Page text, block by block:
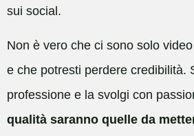
sui social.
Non è vero che ci sono solo
e che potresti perdere credibilità.
professione e la svolgi con
qualità saranno quelle da